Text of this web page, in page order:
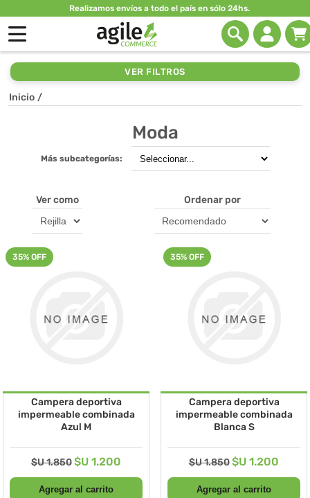
Realizamos envíos a todo el país en sólo 24hs.
VER FILTROS
Inicio /
Moda
Más subcategorías:
Ver como Ordenar por
35% OFF
Campera deportiva
impermeable combinada
Azul M
$U 1.850 $U 1.200
35% OFF
Campera deportiva
impermeable combinada
Blanca S
$U 1.850 $U 1.200